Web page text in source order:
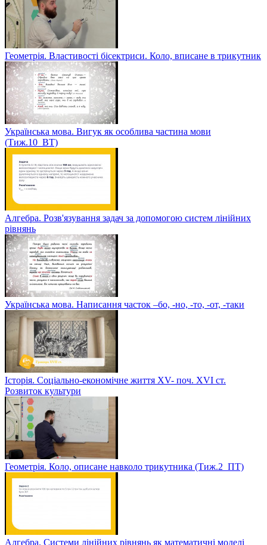
Геометрія. Властивості бісектриси. Коло, вписане в трикутник
Українська мова. Вигук як особлива частина мови
(Тиж.10_ВТ)
Алгебра. Розв'язування задач за допомогою систем лінійних
рівнянь
Українська мова. Написання часток –бо, -но, -то, -от, -таки
Історія. Соціально-економічне життя XV- поч. XVI ст.
Розвиток культури
Геометрія. Коло, описане навколо трикутника (Тиж.2_ПТ)
Алгебра. Системи лінійних рівнянь як математичні моделі